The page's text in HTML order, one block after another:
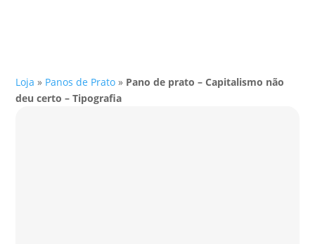
Loja » Panos de Prato » Pano de prato – Capitalismo não
deu certo – Tipografia